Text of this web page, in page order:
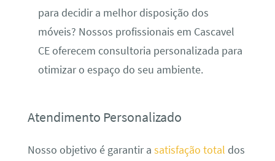
para decidir a melhor disposição dos
móveis? Nossos profissionais em Cascavel
CE oferecem consultoria personalizada para
otimizar o espaço do seu ambiente.
Atendimento Personalizado
Nosso objetivo é garantir a satisfação total dos